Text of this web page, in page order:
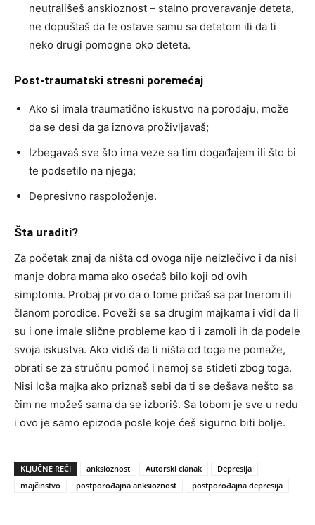
neutrališeš anskioznost – stalno proveravanje deteta,
ne dopuštaš da te ostave samu sa detetom ili da ti
neko drugi pomogne oko deteta.
Post-traumatski stresni poremećaj
Ako si imala traumatično iskustvo na porođaju, može
da se desi da ga iznova proživljavaš;
Izbegavaš sve što ima veze sa tim događajem ili što bi
te podsetilo na njega;
Depresivno raspoloženje.
Šta uraditi?
Za početak znaj da ništa od ovoga nije neizlečivo i da nisi
manje dobra mama ako osećaš bilo koji od ovih
simptoma. Probaj prvo da o tome pričaš sa partnerom ili
članom porodice. Poveži se sa drugim majkama i vidi da li
su i one imale slične probleme kao ti i zamoli ih da podele
svoja iskustva. Ako vidiš da ti ništa od toga ne pomaže,
obrati se za stručnu pomoć i nemoj se stideti zbog toga.
Nisi loša majka ako priznaš sebi da ti se dešava nešto sa
čim ne možeš sama da se izboriš. Sa tobom je sve u redu
i ovo je samo epizoda posle koje ćeš sigurno biti bolje.
KLJUČNE REČI anksioznost Autorski clanak
Depresija
majčinstvo
postporođajna anksioznost postporođajna depresija